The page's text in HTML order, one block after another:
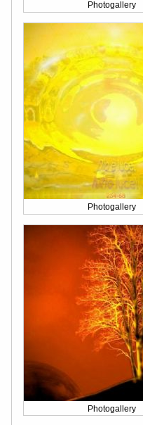
Photogallery
Photogallery
Photogallery